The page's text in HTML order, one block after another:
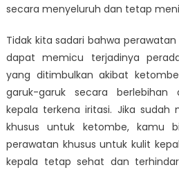
secara menyeluruh dan tetap
Tidak kita sadari bahwa
dapat memicu terjadinya
yang ditimbulkan akibat
garuk-garuk secara berlebihan
kepala terkena iritasi. Jika sudah
khusus untuk ketombe, kamu
perawatan khusus untuk kulit
kepala tetap sehat dan